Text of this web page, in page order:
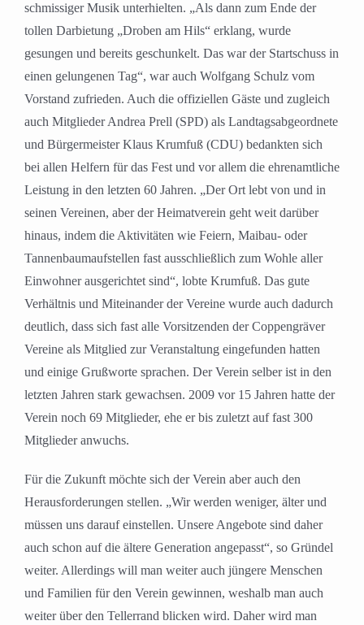
schmissiger Musik unterhielten. „Als dann zum Ende der
tollen Darbietung „Droben am Hils“ erklang, wurde
gesungen und bereits geschunkelt. Das war der Startschuss in
einen gelungenen Tag“, war auch Wolfgang Schulz vom
Vorstand zufrieden. Auch die offiziellen Gäste und zugleich
auch Mitglieder Andrea Prell (SPD) als Landtagsabgeordnete
und Bürgermeister Klaus Krumfuß (CDU) bedankten sich
bei allen Helfern für das Fest und vor allem die ehrenamtliche
Leistung in den letzten 60 Jahren. „Der Ort lebt von und in
seinen Vereinen, aber der Heimatverein geht weit darüber
hinaus, indem die Aktivitäten wie Feiern, Maibau- oder
Tannenbaumaufstellen fast ausschließlich zum Wohle aller
Einwohner ausgerichtet sind“, lobte Krumfuß. Das gute
Verhältnis und Miteinander der Vereine wurde auch dadurch
deutlich, dass sich fast alle Vorsitzenden der Coppengräver
Vereine als Mitglied zur Veranstaltung eingefunden hatten
und einige Grußworte sprachen. Der Verein selber ist in den
letzten Jahren stark gewachsen. 2009 vor 15 Jahren hatte der
Verein noch 69 Mitglieder, ehe er bis zuletzt auf fast 300
Mitglieder anwuchs.
Für die Zukunft möchte sich der Verein aber auch den
Herausforderungen stellen. „Wir werden weniger, älter und
müssen uns darauf einstellen. Unsere Angebote sind daher
auch schon auf die ältere Generation angepasst“, so Gründel
weiter. Allerdings will man weiter auch jüngere Menschen
und Familien für den Verein gewinnen, weshalb man auch
weiter über den Tellerrand blicken wird. Daher wird man